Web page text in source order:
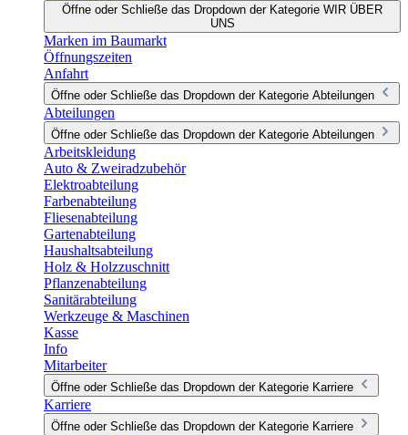
Öffne oder Schließe das Dropdown der Kategorie WIR ÜBER
UNS
Marken im Baumarkt
Öffnungszeiten
Anfahrt
Öffne oder Schließe das Dropdown der Kategorie Abteilungen
Abteilungen
Öffne oder Schließe das Dropdown der Kategorie Abteilungen
Arbeitskleidung
Auto & Zweiradzubehör
Elektroabteilung
Farbenabteilung
Fliesenabteilung
Gartenabteilung
Haushaltsabteilung
Holz & Holzzuschnitt
Pflanzenabteilung
Sanitärabteilung
Werkzeuge & Maschinen
Kasse
Info
Mitarbeiter
Öffne oder Schließe das Dropdown der Kategorie Karriere
Karriere
Öffne oder Schließe das Dropdown der Kategorie Karriere